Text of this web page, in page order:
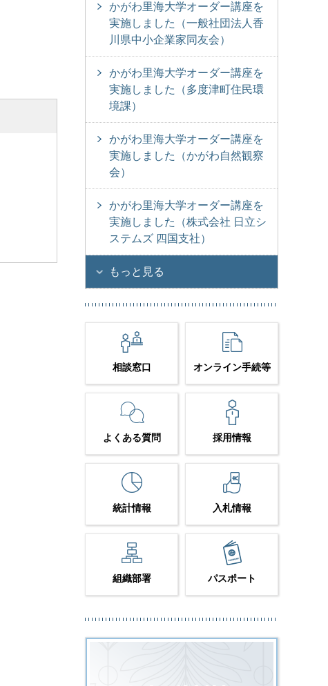
かがわ里海大学オーダー講座を
実施しました（一般社団法人香
川県中小企業家同友会）
かがわ里海大学オーダー講座を
実施しました（多度津町住民環
境課）
かがわ里海大学オーダー講座を
実施しました（かがわ自然観察
会）
かがわ里海大学オーダー講座を
実施しました（株式会社 日立シ
ステムズ 四国支社）
もっと見る
相談窓口 オンライン手続等
よくある質問 採用情報
統計情報 入札情報
組織部署 パスポート